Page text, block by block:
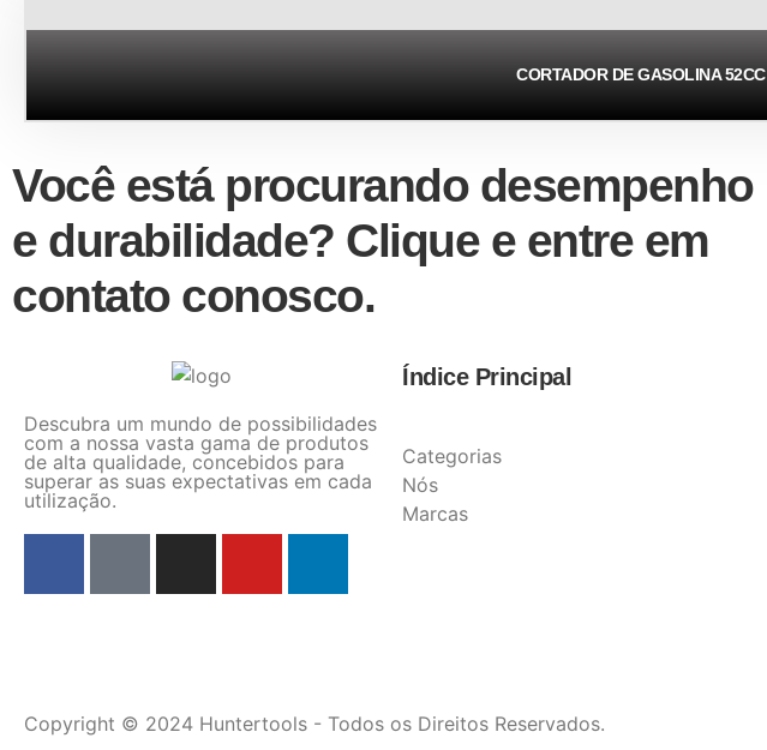
CORTADOR DE GASOLINA 52CC
Você está procurando desempenho
e durabilidade? Clique e entre em
contato conosco.
Descubra um mundo de possibilidades
com a nossa vasta gama de produtos
de alta qualidade, concebidos para
superar as suas expectativas em cada
utilização.
Índice Principal
Categorias
Nós
Marcas
Copyright © 2024 Huntertools - Todos os Direitos Reservados.